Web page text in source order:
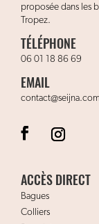
proposée dans les
Tropez.
TÉLÉPHONE
06 01 18 86 69
EMAIL
contact@seijna.com
ACCÈS DIRECT
Bagues
Colliers